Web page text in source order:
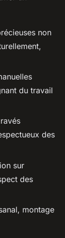
non
du travail
des
sur
des
montage